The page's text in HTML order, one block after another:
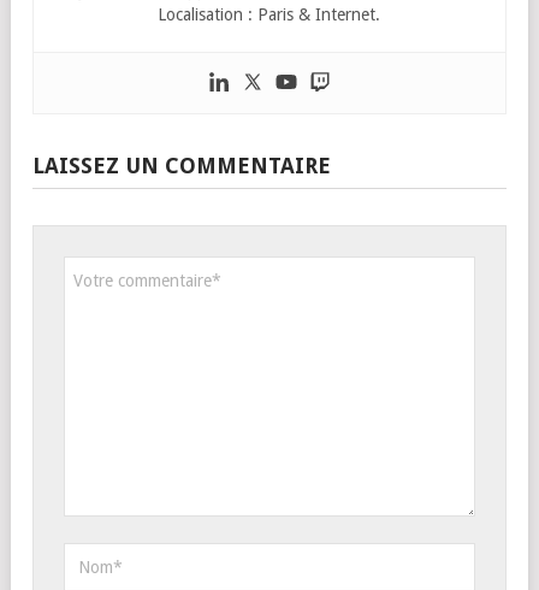
Localisation : Paris & Internet.
LAISSEZ UN COMMENTAIRE